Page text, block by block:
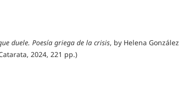
duele. Poesía griega de la crisis, by Helena González
2024, 221 pp.)